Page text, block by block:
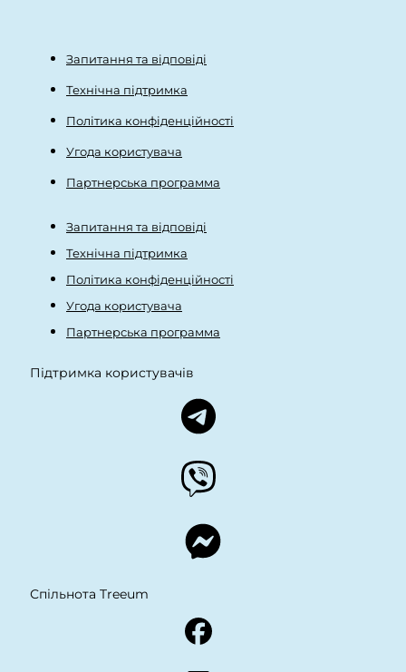
Запитання та відповіді
Технічна підтримка
Політика конфіденційності
Угода користувача
Партнерська программа
Запитання та відповіді
Технічна підтримка
Політика конфіденційності
Угода користувача
Партнерська программа
Підтримка користувачів
Спільнота Treeum